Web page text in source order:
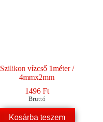
Szilikon vízcső 1méter /
4mmx2mm
1496 Ft
Bruttó
Kosárba teszem